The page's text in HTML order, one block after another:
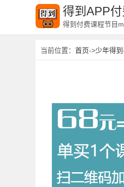
得到APP
得到付费课程节目
当前位置： 首页->少年得到